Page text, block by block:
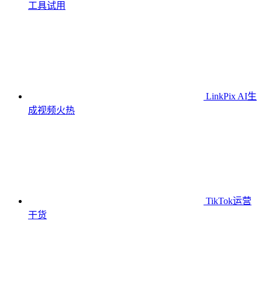
工具试用
LinkPix AI生
成视频火热
TikTok运营
干货